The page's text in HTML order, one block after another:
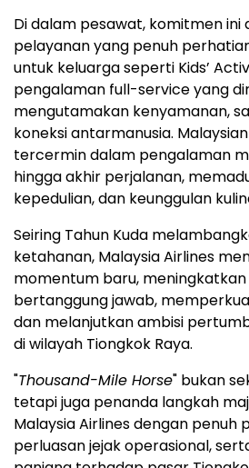
Di dalam pesawat, komitmen ini
pelayanan yang penuh
untuk keluarga seperti Kids’
pengalaman full-service yang
mengutamakan kenyamanan,
koneksi antarmanusia.
tercermin dalam pengalaman
hingga akhir perjalanan,
kepedulian, dan keunggulan
Seiring Tahun Kuda
ketahanan, Malaysia Airlines
momentum baru,
bertanggung jawab,
dan melanjutkan ambisi
di wilayah Tiongkok Raya.
"Thousand-Mile Horse" bukan
tetapi juga penanda langkah
Malaysia Airlines dengan penuh
perluasan jejak operasional,